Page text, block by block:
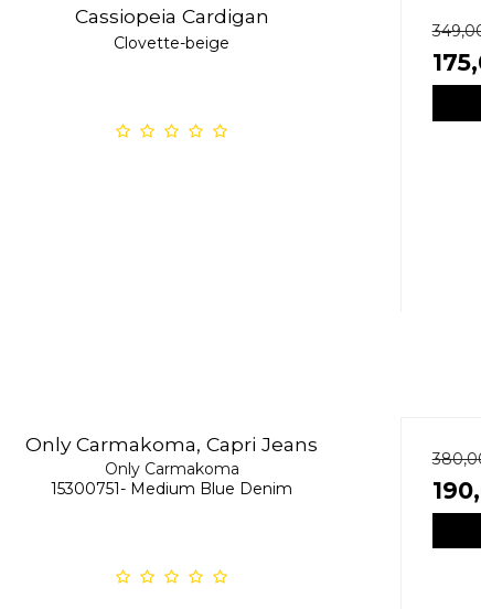
Cassiopeia Cardigan
Clovette-beige
Only Carmakoma, Capri Jeans
Only Carmakoma
15300751- Medium Blue Denim